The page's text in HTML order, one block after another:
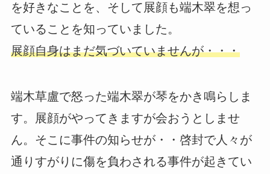
を好きなことを、そして展顔も端木翠を想っ
ていることを知っていました。
展顔自身はまだ気づいていませんが・・・
端木草盧で怒った端木翠が琴をかき鳴らしま
す。展顔がやってきますが会おうとしませ
ん。そこに事件の知らせが・・啓封で人々が
通りすがりに傷を負わされる事件が起きてい